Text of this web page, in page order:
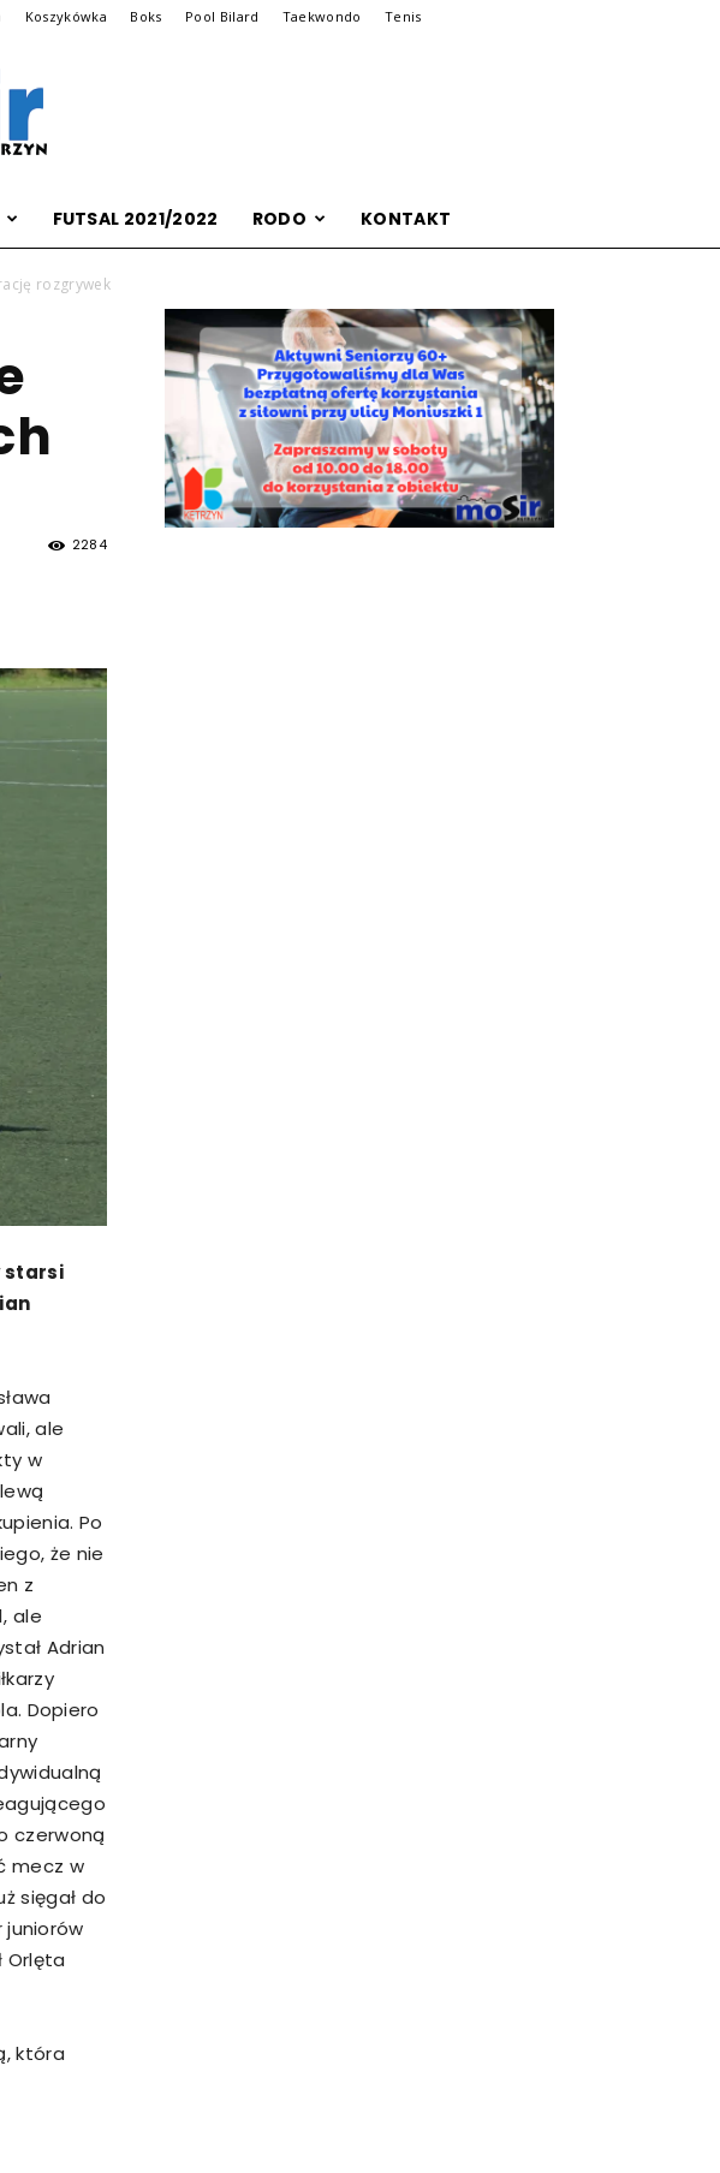
Koszykówka Boks Pool Bilard Taekwondo Tenis
FUTSAL 2021/2022 RODO KONTAKT
rozgrywek
2284
starsi
ale
w
Po
że nie
z
ale
Adrian
Dopiero
czerwoną
mecz w
sięgał do
juniorów
Orlęta
która